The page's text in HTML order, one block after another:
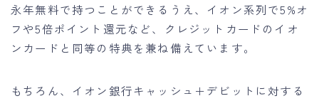
永年無料で持つことができるうえ、イオン系列で5%オ
フや5倍ポイント還元など、クレジットカードのイオ
ンカードと同等の特典を兼ね備えています。
もちろん、イオン銀行キャッシュ＋デビットに対する